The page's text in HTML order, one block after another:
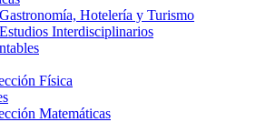
Hotelería y Turismo
Interdisciplinarios
Física
Matemáticas